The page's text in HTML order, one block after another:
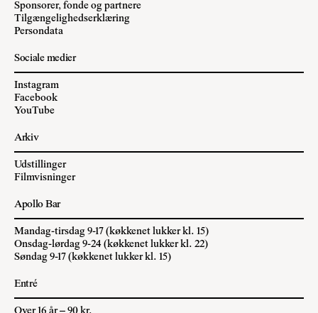
Sponsorer, fonde og partnere
Tilgængelighedserklæring
Persondata
Sociale medier
Instagram
Facebook
YouTube
Arkiv
Udstillinger
Filmvisninger
Apollo Bar
Mandag-tirsdag 9-17 (køkkenet lukker kl. 15)
Onsdag-lørdag 9-24 (køkkenet lukker kl. 22)
Søndag 9-17 (køkkenet lukker kl. 15)
Entré